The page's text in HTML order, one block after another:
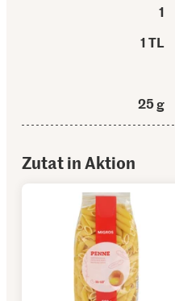
1
1 TL
25 g
Zutat in Aktion